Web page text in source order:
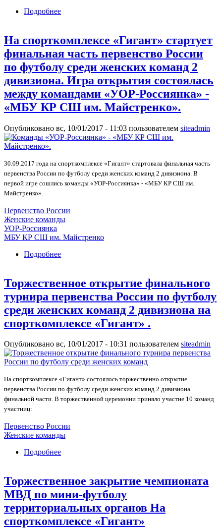
Подробнее
На спорткомплексе «Гигант» стартует
финальная часть первенство России
по футболу среди женских команд 2
дивизиона. Игра открытия состоялась
между командами «УОР-Россиянка» -
«МБУ КР СШ им. Майстренко».
Опубликовано вс, 10/01/2017 - 11:03 пользователем siteadmin
30.09.2017 года на спорткомплексе «Гигант» стартовала финальная часть
первенства России по футболу среди женских команд 2 дивизиона. В
первой игре сошлись команды «УОР-Россиянка» - «МБУ КР СШ им.
Майстренко».
Первенство России
Женские команды
УОР-Россиянка
МБУ КР СШ им. Майстренко
Подробнее
Игра открытия состоялась между командами
«УОР-Россиянка» - «МБУ КР СШ им.
Майстренко».
Торжественное открытие финального
турнира первенства России по футболу
среди женских команд 2 дивизиона на
спорткомплексе «Гигант» .
Опубликовано вс, 10/01/2017 - 10:31 пользователем siteadmin
На спорткомплексе «Гигант» состоялось торжественно открытие
первенства России по футболу среди женских команд 2 дивизиона
финальной части. В торжественной церемонии приняло участие 10 команд
участниц:
Первенство России
Женские команды
Подробнее
спорткомплексе «Гигант» .
Торжественное закрытие чемпионата
МВД по мини-футболу
территориальных органов На
спорткомплексе «Гигант»